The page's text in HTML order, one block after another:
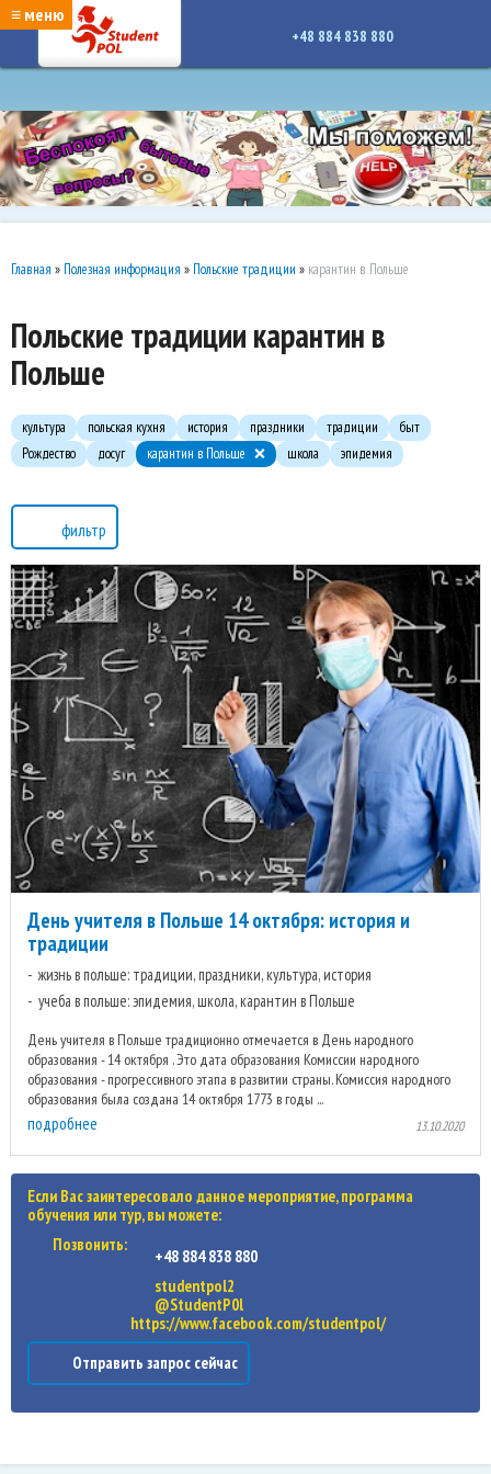
google-site-verification: google7a917c261df1566b.htmlgoogle-site-verification:
google7a917c261df1566b.html
≡ меню
+48 884 838 880
Главная » Полезная информация » Польские традиции » карантин в Польше
Польские традиции карантин в
Польше
культура польская кухня история праздники традиции
быт
Рождество
досуг карантин в Польше школа эпидемия
фильтр
День учителя в Польше 14 октября: история и
традиции
жизнь в польше: традиции, праздники, культура, история
учеба в польше: эпидемия, школа, карантин в Польше
День учителя в Польше традиционно отмечается в День народного
образования - 14 октября . Это дата образования Комиссии народного
образования - прогрессивного этапа в развитии страны. Комиссия народного
образования была создана 14 октября 1773 в годы ...
подробнее 13.10.2020
Если Вас заинтересовало данное мероприятие, программа
обучения или тур, вы можете:
Позвонить:
+48 884 838 880
studentpol2
@StudentP0l
https://www.facebook.com/studentpol/
Отправить запрос сейчас